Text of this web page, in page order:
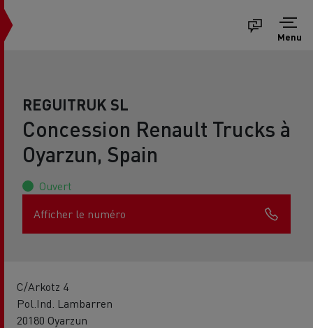
Menu
REGUITRUK SL
Concession Renault Trucks à
Oyarzun, Spain
Ouvert
Afficher le numéro
C/Arkotz 4
Pol.Ind. Lambarren
20180 Oyarzun